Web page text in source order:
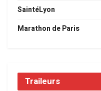
SaintéLyon
Marathon de Paris
Traileurs